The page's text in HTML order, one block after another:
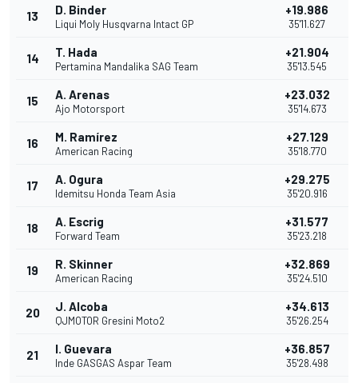
13 D. Binder
Liqui Moly Husqvarna Intact GP
+19.986
35'11.627
14 T. Hada
Pertamina Mandalika SAG Team
+21.904
35'13.545
15 A. Arenas
Ajo Motorsport
+23.032
35'14.673
16 M. Ramírez
American Racing
+27.129
35'18.770
17 A. Ogura
Idemitsu Honda Team Asia
+29.275
35'20.916
18 A. Escrig
Forward Team
+31.577
35'23.218
19 R. Skinner
American Racing
+32.869
35'24.510
20 J. Alcoba
QJMOTOR Gresini Moto2
+34.613
35'26.254
21 I. Guevara
Inde GASGAS Aspar Team
+36.857
35'28.498